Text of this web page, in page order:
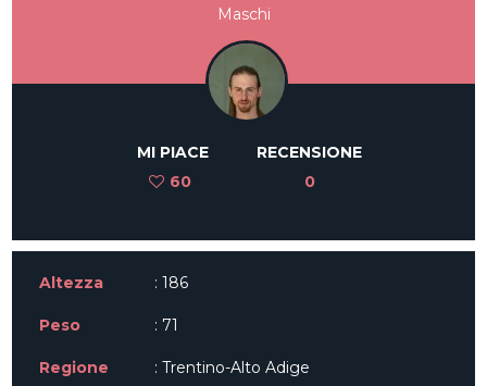
Maschi
MI PIACE
60
RECENSIONE
0
Altezza : 186
Peso : 71
Regione : Trentino-Alto Adige